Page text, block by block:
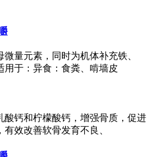
量元素，同时为机体补充铁、
用于：异食：食粪、啃墙皮
钙和柠檬酸钙，增强骨质，促进
效改善软骨发育不良、